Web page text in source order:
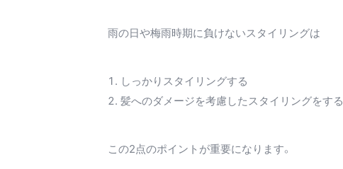
雨の日や梅雨時期に負けないスタイリングは
しっかりスタイリングする
髪へのダメージを考慮したスタイリングをする
この2点のポイントが重要になります。